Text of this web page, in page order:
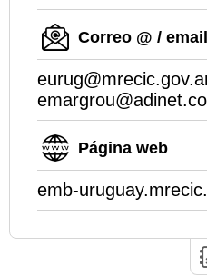
Correo @ / email
Página web
emb-